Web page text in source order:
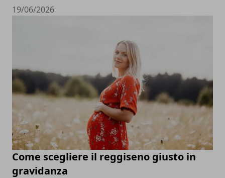
19/06/2026
Come scegliere il reggiseno giusto in
gravidanza